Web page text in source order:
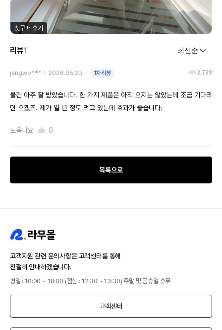
첫구매 후기
리뷰1
jangwo*** 2026.05.23 1차리뷰 3,789
물건 아주 잘 받았습니다. 한 가지 제품은 아직 오지는 않았는데 조금 기다리
면 오겠죠. 제가 일 년 정도 먹고 있는데 효과가 좋습니다.
도움돼요 0
목록으로
고객지원 관련 문의사항은 고객센터를 통해
친절히 안내하겠습니다.
평일 : 10:00 ~ 18:00 (점심 : 12:30 ~ 13:30) 주말 및 공휴일 휴무
고객센터